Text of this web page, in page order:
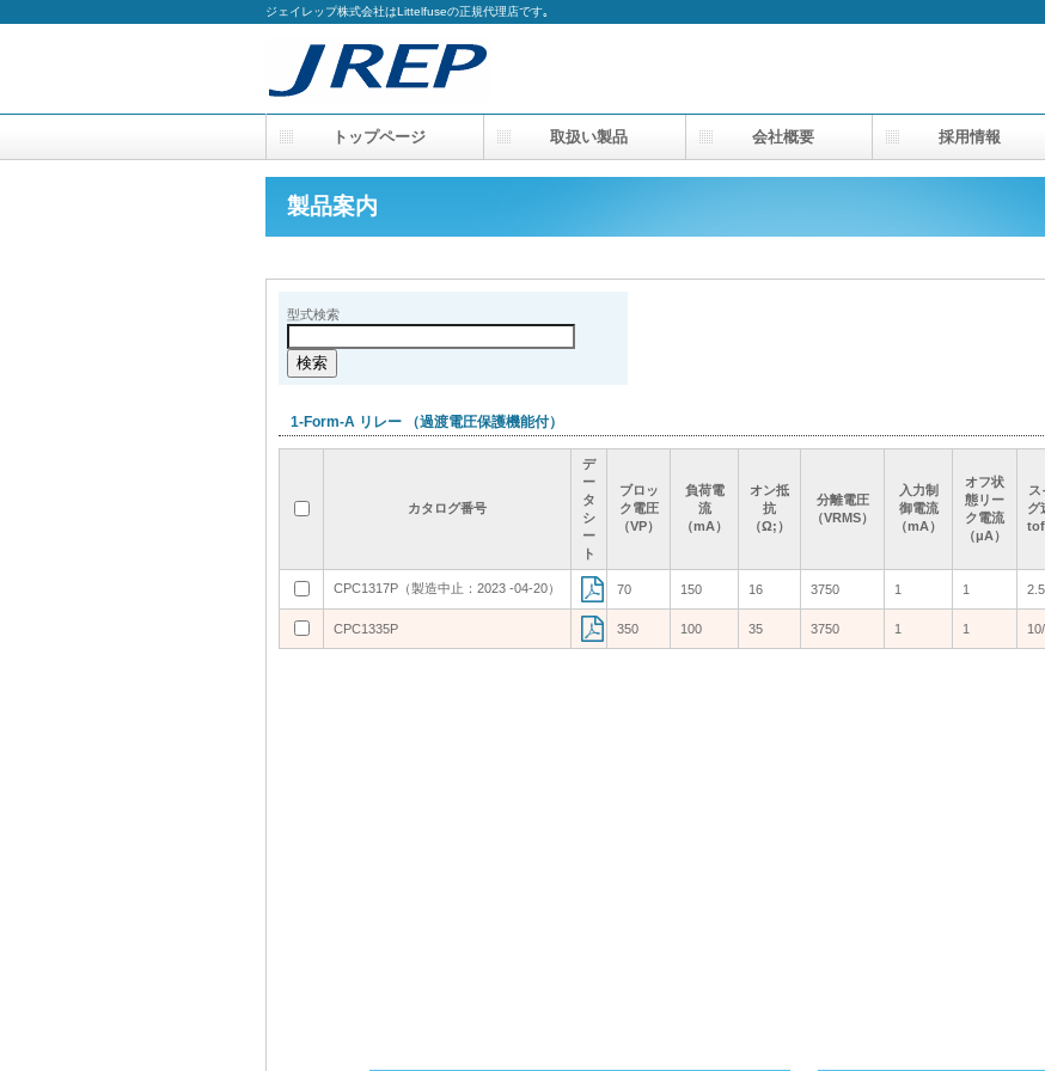
ジェイレップ株式会社はLittelfuseの正規代理店です｡
製品案内
型式検索
1-Form-A リレー （過渡電圧保護機能付）
カタログ番号
デ
ー
タ
シ
ー
ト
ブロッ
ク電圧
（VP）
負荷電
流
（mA）
オン抵
抗
（Ω;）
分離電圧
（VRMS）
入力制
御電流
（mA）
オフ状
態リー
ク電流
（μA）
グ
カタログ番号
デ
ー
タ
シ
ー
ト
ブロッ
ク電圧
（VP）
負荷電
流
（mA）
オン抵
抗
（Ω;）
分離電圧
（VRMS）
入力制
御電流
（mA）
オフ状
態リー
ク電流
（μA）
グ
カタログ番号
デ
ー
タ
シ
ー
ト
ブロッ
ク電圧
（VP）
負荷電
流
（mA）
オン抵
抗
（Ω;）
分離電圧
（VRMS）
入力制
御電流
（mA）
オフ状
態リー
ク電流
（μA）
グ
CPC1317P（製造中止：2023 -04-20） 70 150 16 3750 1 1
CPC1335P 350 100 35 3750 1 1
カタログ番号
デ
ー
タ
シ
ー
ト
ブロッ
ク電圧
（VP）
負荷電
流
（mA）
オン抵
抗
（Ω;）
分離電圧
（VRMS）
入力制
御電流
（mA）
オフ状
態リー
ク電流
（μA）
グ
CPC1317P（製造中止：2023 -04-20） 70 150 16 3750 1 1
CPC1335P 350 100 35 3750 1 1
トップページ 取扱い製品 会社概要 採用情報